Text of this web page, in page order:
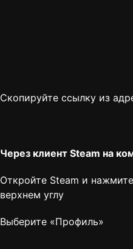
Скопируйте ссылку из
Через клиент Steam на
Откройте Steam и
верхнем углу
Выберите «Профиль»